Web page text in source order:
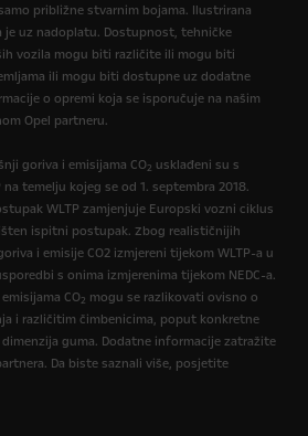
približne stvarnim bojama. Ilustrirana
uz nadoplatu. Dostupnost, tehničke
vozila mogu biti različite ili mogu biti
ili mogu biti dostupne uz dodatne
o opremi koja se isporučuje na našim
Opel partneru.
goriva i emisijama CO2 usklađeni su s
temelju kojeg se od 1. septembra 2018.
WLTP zamjenjuje Europski vozni ciklus
ispitni postupak. Zbog realističnijih
i emisije CO2 izmjereni tijekom WLTP-a u
s onima izmjerenima tijekom NEDC-a.
CO2 mogu se razlikovati ovisno o
i različitim čimbenicima, poput konkretne
guma. Dodatne informacije zatražite
Da biste saznali više, posjetite